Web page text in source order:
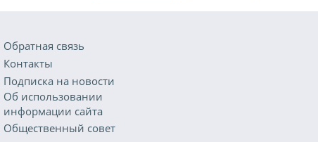
Обратная связь
Контакты
Подписка на новости
Об использовании
информации сайта
Общественный совет